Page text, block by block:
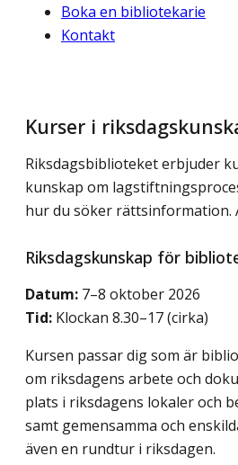
Boka en bibliotekarie
Kontakt
Kurser i
Riksdagsbiblioteket erbjuder
kunskap om
hur du söker rättsinformation.
Riksdagskunskap för
Datum: 7–8 oktober 2026
Tid: Klockan 8.30–17 (cirka)
Kursen passar dig som är
om riksdagens arbete och
plats i riksdagens lokaler och
samt gemensamma och
även en rundtur i riksdagen.